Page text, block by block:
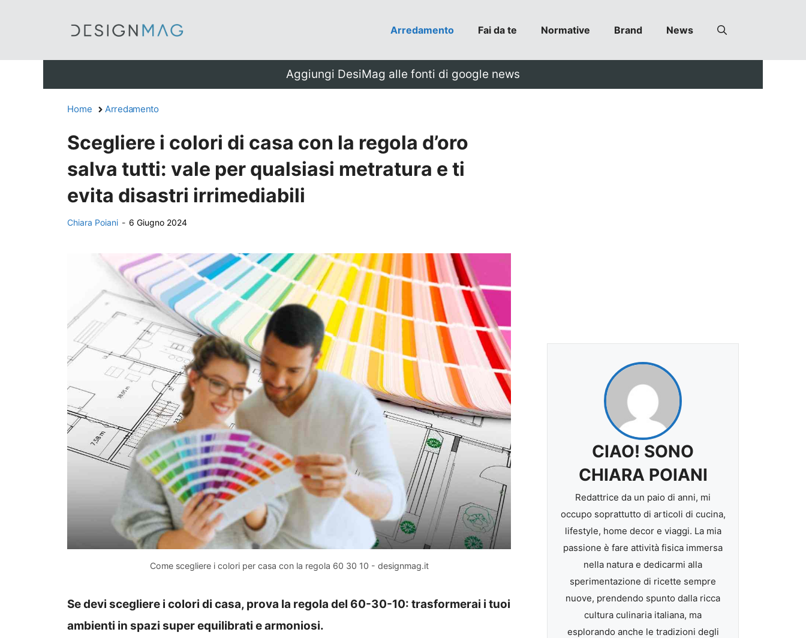
Arredamento Fai da te Normative Brand News
Aggiungi DesiMag alle fonti di google news
Home Arredamento
Scegliere i colori di casa con la regola d’oro
salva tutti: vale per qualsiasi metratura e ti
evita disastri irrimediabili
Chiara Poiani - 6 Giugno 2024
Come scegliere i colori per casa con la regola 60 30 10 - designmag.it
Se devi scegliere i colori di casa, prova la regola del 60-30-10: trasformerai i tuoi
ambienti in spazi super equilibrati e armoniosi.
CIAO! SONO
CHIARA POIANI
Redattrice da un paio di anni, mi
occupo soprattutto di articoli di cucina,
lifestyle, home decor e viaggi. La mia
passione è fare attività fisica immersa
nella natura e dedicarmi alla
sperimentazione di ricette sempre
nuove, prendendo spunto dalla ricca
cultura culinaria italiana, ma
esplorando anche le tradizioni degli